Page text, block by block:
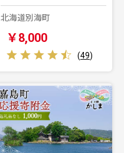
北海道別海町
￥8,000
(49)